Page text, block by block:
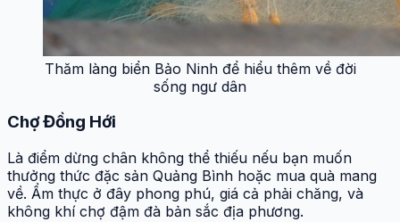
Thăm làng biển Bảo Ninh để hiểu thêm về đời
sống ngư dân
Chợ Đồng Hới
Là điểm dừng chân không thể thiếu nếu bạn muốn
thưởng thức đặc sản Quảng Bình hoặc mua quà mang
về. Ẩm thực ở đây phong phú, giá cả phải chăng, và
không khí chợ đậm đà bản sắc địa phương.